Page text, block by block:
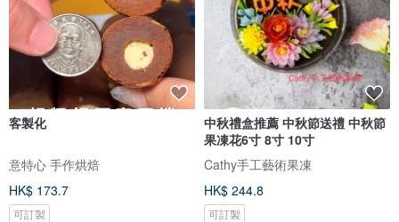
客製化
意特心 手作烘焙
HK$ 173.7
可訂製
中秋禮盒推薦 中秋節送禮 中秋節
果凍花6寸 8寸 10寸
Cathy手工藝術果凍
HK$ 244.8
可訂製